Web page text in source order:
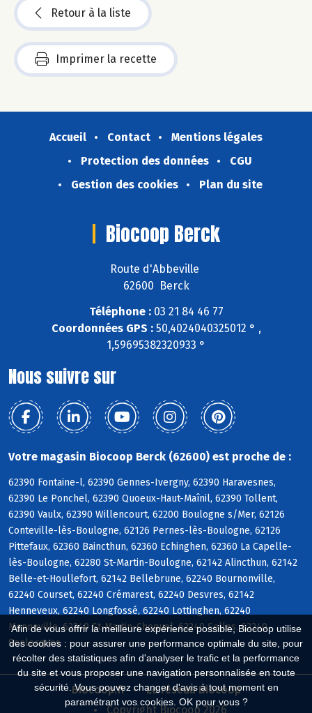
Afin de vous offrir la meilleure expérience possible, Biocoop utilise
des cookies : pour assurer une performance optimale du site, pour
récolter des statistiques afin d'analyser le trafic et la performance
du site et vous proposer une navigation personnalisée en toute
sécurité. Vous pouvez changer d'avis à tout moment en
paramétrant vos cookies. OK pour vous ?
Retour à la liste
Imprimer la recette
Accueil Contact
Mentions légales
Protection des données
CGU
Gestion des cookies
Plan du site
Biocoop Berck
Route d'Abbeville
62600 Berck
Téléphone :03 21 84 46 77
Coordonnées GPS :50,4024040325012 ° ,
1,59695382320933 °
Nous suivre sur
Votre magasin Biocoop Berck (62600) est proche de :
62390 Fontaine-l, 62390 Gennes-Ivergny, 62390 Haravesnes,
62390 Le Ponchel, 62390 Quoeux-Haut-Maînil, 62390 Tollent,
62390 Vaulx, 62390 Willencourt, 62200 Boulogne s/Mer, 62126
Conteville-lès-Boulogne, 62126 Pernes-lès-Boulogne, 62126
Pittefaux, 62360 Baincthun, 62360 Echinghen, 62360 La Capelle-
lès-Boulogne, 62280 St-Martin-Boulogne, 62142 Alincthun, 62142
Belle-et-Houllefort, 62142 Bellebrune, 62240 Bournonville,
62240 Courset, 62240 Crémarest, 62240 Desvres, 62142
Henneveux, 62240 Longfossé, 62240 Lottinghen, 62240
Menneville, 62240 St-Martin-Choquel, 62240 Selles, 62240
Senlecques
Biocoop.fr
Le réseau Biocoop
Copyright Biocoop 2026